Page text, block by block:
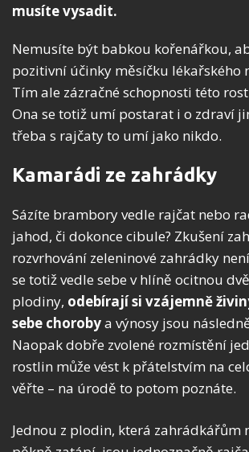
musíte vysadit.
Nemusíte být babkou kořenářkou,
pozitivní účinky měsíčku lékařského
Tím ale zázračné schopnosti této
Ona se totiž umí postarat i o zdraví
třeba s rajčaty to umí jako nikdo.
Kamarádi ze zahrádky
Sázíte brambory vedle rajčat nebo
jahod, či dokonce cibule? Zkušení
rozvrhování zeleninové zahrádky
se totiž vedle sebe v hlíně ocitnou
plodiny, odebírají si vzájemně
sebe chorobya výnosy jsou
Naopak dobře zvolené rozmístění
rostlin může vést k přátelstvím na
věřte – na úrodě to potom poznáte.
Jednou z plodin, která zahrádkářům